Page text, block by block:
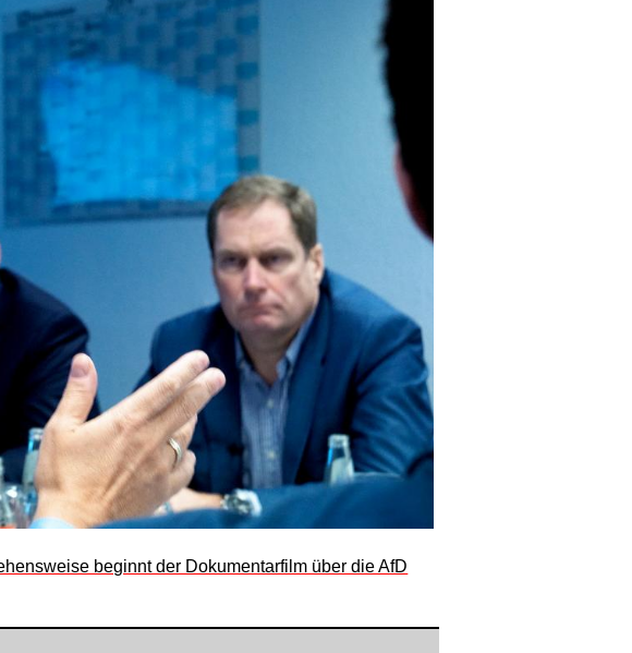
beginnt der Dokumentarfilm über die AfD